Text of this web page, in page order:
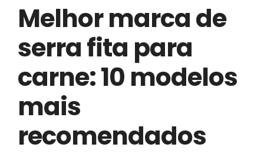
Melhor marca de
serra fita para
carne: 10 modelos
mais
recomendados